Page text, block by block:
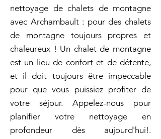
nettoyage de chalets de montagne
avec Archambault : pour des chalets
de montagne toujours propres et
chaleureux ! Un chalet de montagne
est un lieu de confort et de détente,
et il doit toujours être impeccable
pour que vous puissiez profiter de
votre séjour. Appelez-nous pour
planifier votre nettoyage en
profondeur dès aujourd'hui!.